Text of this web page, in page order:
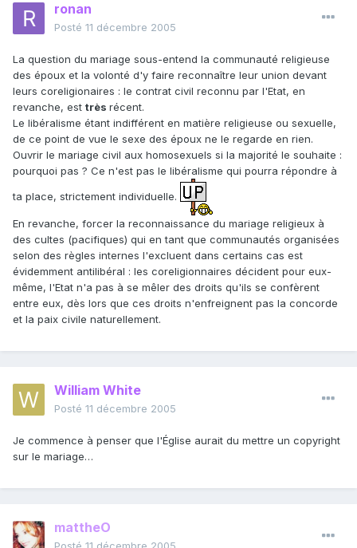
ronan
Posté 11 décembre 2005
La question du mariage sous-entend la communauté religieuse
des époux et la volonté d'y faire reconnaître leur union devant
leurs coreligionaires : le contrat civil reconnu par l'Etat, en
revanche, est très récent.
Le libéralisme étant indifférent en matière religieuse ou sexuelle,
de ce point de vue le sexe des époux ne le regarde en rien.
Ouvrir le mariage civil aux homosexuels si la majorité le souhaite :
pourquoi pas ? Ce n'est pas le libéralisme qui pourra répondre à
ta place, strictement individuelle.
En revanche, forcer la reconnaissance du mariage religieux à
des cultes (pacifiques) qui en tant que communautés organisées
selon des règles internes l'excluent dans certains cas est
évidemment antilibéral : les coreligionnaires décident pour eux-
même, l'Etat n'a pas à se mêler des droits qu'ils se confèrent
entre eux, dès lors que ces droits n'enfreignent pas la concorde
et la paix civile naturellement.
William White
Posté 11 décembre 2005
Je commence à penser que l'Église aurait du mettre un copyright
sur le mariage…
mattheO